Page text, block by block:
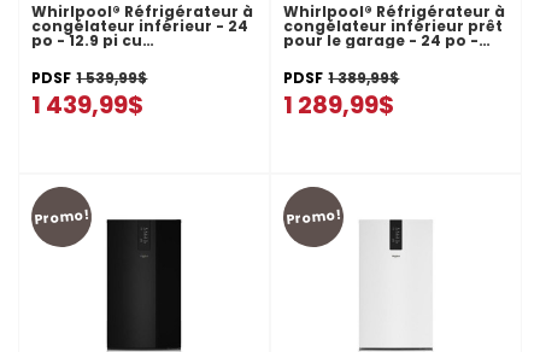
Whirlpool® Réfrigérateur à
congélateur inférieur - 24
po - 12.9 pi cu
WRB543CMJZ
PDSF 1 539,99$
1 439,99$
Whirlpool® Réfrigérateur à
congélateur inférieur prêt
pour le garage - 24 po -
12.9 pi cu WRB533CZJZ
PDSF 1 389,99$
1 289,99$
Promo! Promo!